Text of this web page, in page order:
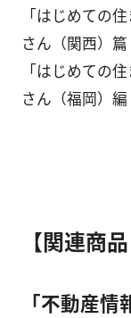
「はじめての
さん（関西）篇
「はじめての
さん（福岡）編
【関連商
「不動産情